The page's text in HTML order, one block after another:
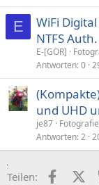
E
WiFi
NTFS
E-[GOR]
Antworten 0
und UHD
je87
Antworten 2
Teilen: